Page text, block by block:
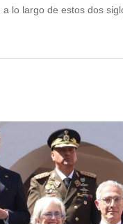
lo largo de estos dos